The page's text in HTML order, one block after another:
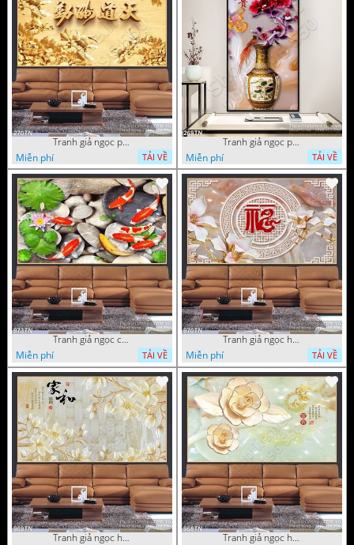
Tranh giả ngọc phù điêu ấn tượng
Miễn phí
TẢI VỀ
Tranh giả ngọc phù điêu rồng đẹp
Miễn phí
TẢI VỀ
Tranh giả ngọc cá Koi
Miễn phí
TẢI VỀ
Tranh giả ngọc hoa cổ điển
Miễn phí
TẢI VỀ
Tranh giả ngọc hoa nền gạch
Tranh giả ngọc hoa mai thư pháp